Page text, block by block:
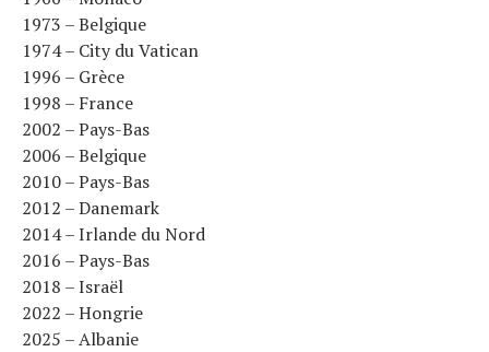
1973 – Belgique
1974 – City du Vatican
1996 – Grèce
1998 – France
2002 – Pays-Bas
2006 – Belgique
2010 – Pays-Bas
2012 – Danemark
2014 – Irlande du Nord
2016 – Pays-Bas
2018 – Israël
2022 – Hongrie
2025 – Albanie